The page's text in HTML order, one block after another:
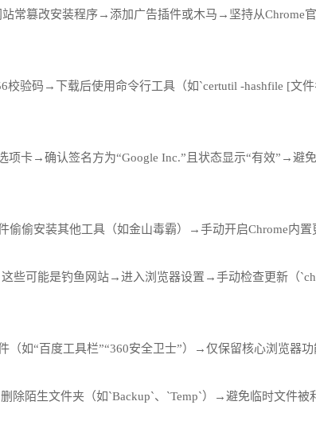
常篡改安装程序→添加广告插件或木马→坚持从Chrome官
校验码→下载后使用命令行工具（如`certutil -hashfile [
卡→确认签名方为“Google Inc.”且状态显示“有效”→避免
偷安装其他工具（如金山毒霸）→手动开启Chrome内置
些可能是钓鱼网站→进入浏览器设置→手动检查更新（
如“百度工具栏”“360安全卫士”）→仅保留核心浏览器
除陌生文件夹（如`Backup`、`Temp`）→避免临时文件被